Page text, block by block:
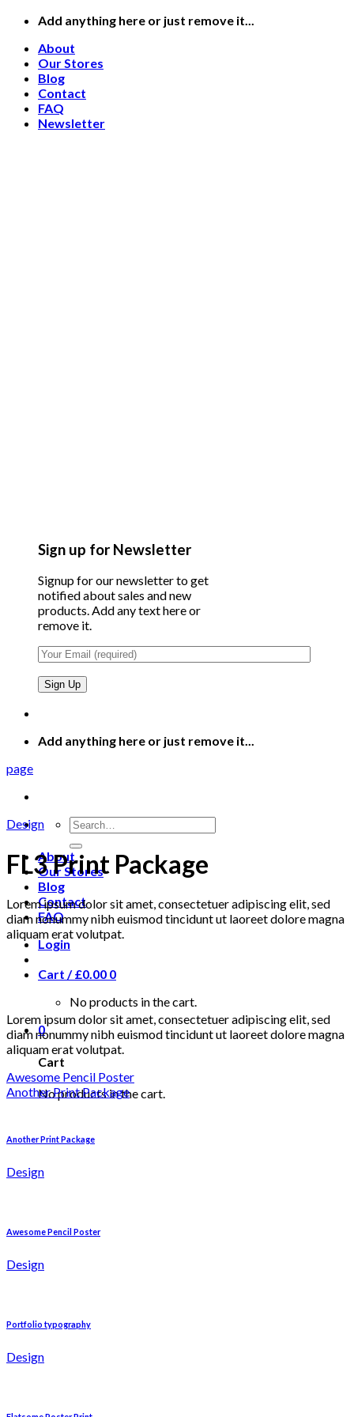
Skip
content
Add anything here or just remove it...
About
Our Stores
Blog
Contact
FAQ
Newsletter
Sign up for Newsletter
Signup for our newsletter to get
notified about sales and new
products. Add any text here or
remove it.
Add anything here or just remove it...
page
Search
for:
About
Our Stores
Blog
Contact
FAQ
Login
Cart /£0.00 0
No products in the cart.
0
Cart
No products in the cart.
Design
FL3 Print Package
Lorem ipsum dolor sit amet, consectetuer adipiscing elit, sed
diam nonummy nibh euismod tincidunt ut laoreet dolore magna
aliquam erat volutpat.
Lorem ipsum dolor sit amet, consectetuer adipiscing elit, sed
diam nonummy nibh euismod tincidunt ut laoreet dolore magna
aliquam erat volutpat.
Awesome Pencil Poster
Another Print Package
Another Print Package
Design
Awesome Pencil Poster
Design
Portfolio typography
Design